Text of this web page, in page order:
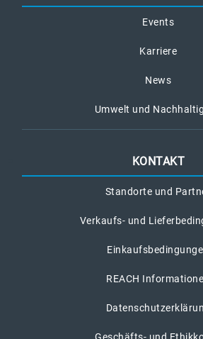
Events
Karriere
News
Umwelt und
KONTAKT
Standorte und
Verkaufs- und
REACH